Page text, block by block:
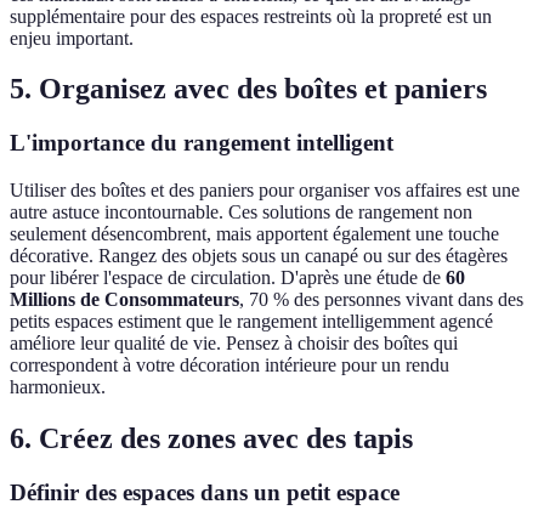
supplémentaire pour des espaces restreints où la propreté est un
enjeu important.
5. Organisez avec des boîtes et paniers
L'importance du rangement intelligent
Utiliser des boîtes et des paniers pour organiser vos affaires est une
autre astuce incontournable. Ces solutions de rangement non
seulement désencombrent, mais apportent également une touche
décorative. Rangez des objets sous un canapé ou sur des étagères
pour libérer l'espace de circulation. D'après une étude de 60
Millions de Consommateurs, 70 % des personnes vivant dans des
petits espaces estiment que le rangement intelligemment agencé
améliore leur qualité de vie. Pensez à choisir des boîtes qui
correspondent à votre décoration intérieure pour un rendu
harmonieux.
6. Créez des zones avec des tapis
Définir des espaces dans un petit espace